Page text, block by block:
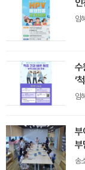
임
수
‘
임
부
부
송